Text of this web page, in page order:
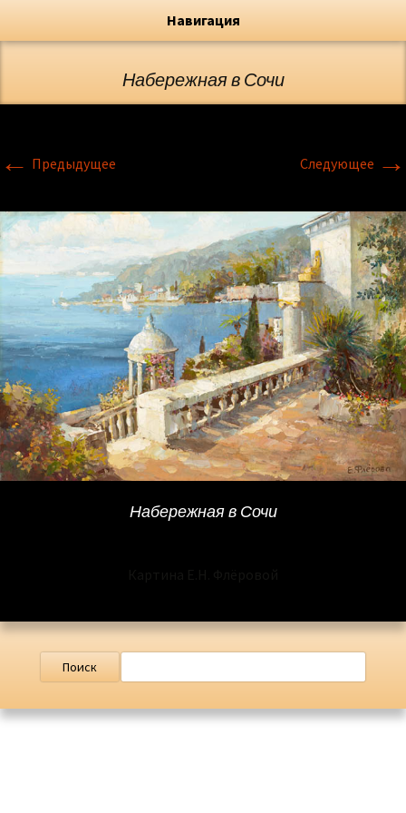
Флёрова Елена Николаевна
Художник, Официальный сайт
Навигация
Набережная в Сочи
← Предыдущее Следующее →
Набережная в Сочи